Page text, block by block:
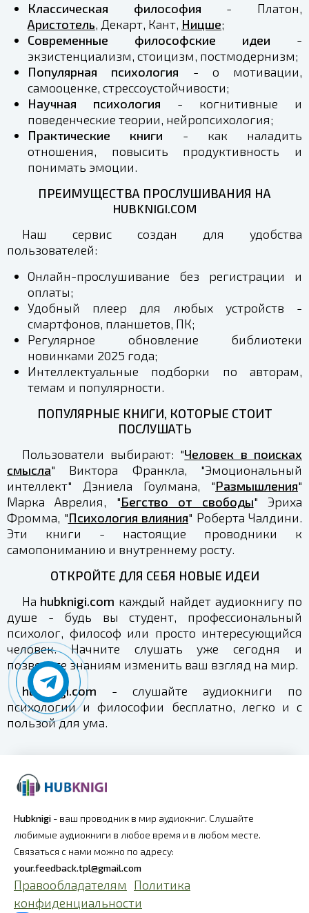
Классическая философия - Платон,
Аристотель, Декарт, Кант, Ницше;
Современные философские идеи -
экзистенциализм, стоицизм, постмодернизм;
Популярная психология - о мотивации,
самооценке, стрессоустойчивости;
Научная психология - когнитивные и
поведенческие теории, нейропсихология;
Практические книги - как наладить
отношения, повысить продуктивность и
понимать эмоции.
ПРЕИМУЩЕСТВА ПРОСЛУШИВАНИЯ НА
HUBKNIGI.COM
Наш сервис создан для удобства
пользователей:
Онлайн-прослушивание без регистрации и
оплаты;
Удобный плеер для любых устройств -
смартфонов, планшетов, ПК;
Регулярное обновление библиотеки
новинками 2025 года;
Интеллектуальные подборки по авторам,
темам и популярности.
ПОПУЛЯРНЫЕ КНИГИ, КОТОРЫЕ СТОИТ
ПОСЛУШАТЬ
Пользователи выбирают: "Человек в поисках
смысла" Виктора Франкла, "Эмоциональный
интеллект" Дэниела Гоулмана, "Размышления"
Марка Аврелия, "Бегство от свободы" Эриха
Фромма, "Психология влияния" Роберта Чалдини.
Эти книги - настоящие проводники к
самопониманию и внутреннему росту.
ОТКРОЙТЕ ДЛЯ СЕБЯ НОВЫЕ ИДЕИ
На hubknigi.com каждый найдет аудиокнигу по
душе - будь вы студент, профессиональный
психолог, философ или просто интересующийся
человек. Начните слушать уже сегодня и
позвольте знаниям изменить ваш взгляд на мир.
hubknigi.com - слушайте аудиокниги по
психологии и философии бесплатно, легко и с
пользой для ума.
Hubknigi - ваш проводник в мир аудиокниг. Слушайте
любимые аудиокниги в любое время и в любом месте.
Связаться с нами можно по адресу:
your.feedback.tpl@gmail.com
Правообладателям Политика
конфиденциальности